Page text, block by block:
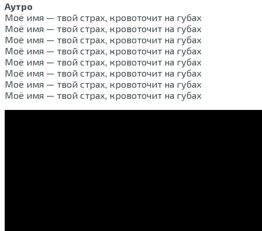
Аутро
Моё имя — твой страх, кровоточит на губах
Моё имя — твой страх, кровоточит на губах
Моё имя — твой страх, кровоточит на губах
Моё имя — твой страх, кровоточит на губах
Моё имя — твой страх, кровоточит на губах
Моё имя — твой страх, кровоточит на губах
Моё имя — твой страх, кровоточит на губах
Моё имя — твой страх, кровоточит на губах